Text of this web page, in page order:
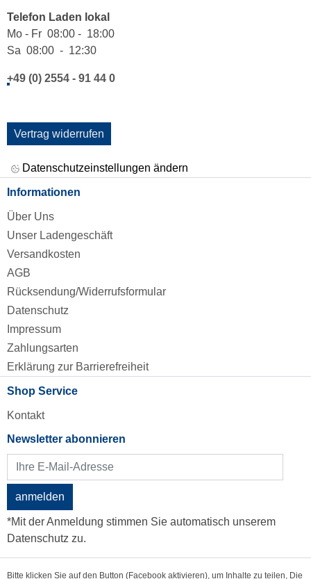
Telefon Laden lokal
Mo - Fr 08:00 - 18:00
Sa 08:00 - 12:30
+49 (0) 2554 - 91 44 0
Vertrag widerrufen
Datenschutzeinstellungen ändern
Informationen
Über Uns
Unser Ladengeschäft
Versandkosten
AGB
Rücksendung/Widerrufsformular
Datenschutz
Impressum
Zahlungsarten
Erklärung zur Barrierefreiheit
Shop Service
Kontakt
Newsletter abonnieren
anmelden
*Mit der Anmeldung stimmen Sie automatisch unserem
Datenschutz zu.
Bitte klicken Sie auf den Button (Facebook aktivieren), um Inhalte zu teilen, Die